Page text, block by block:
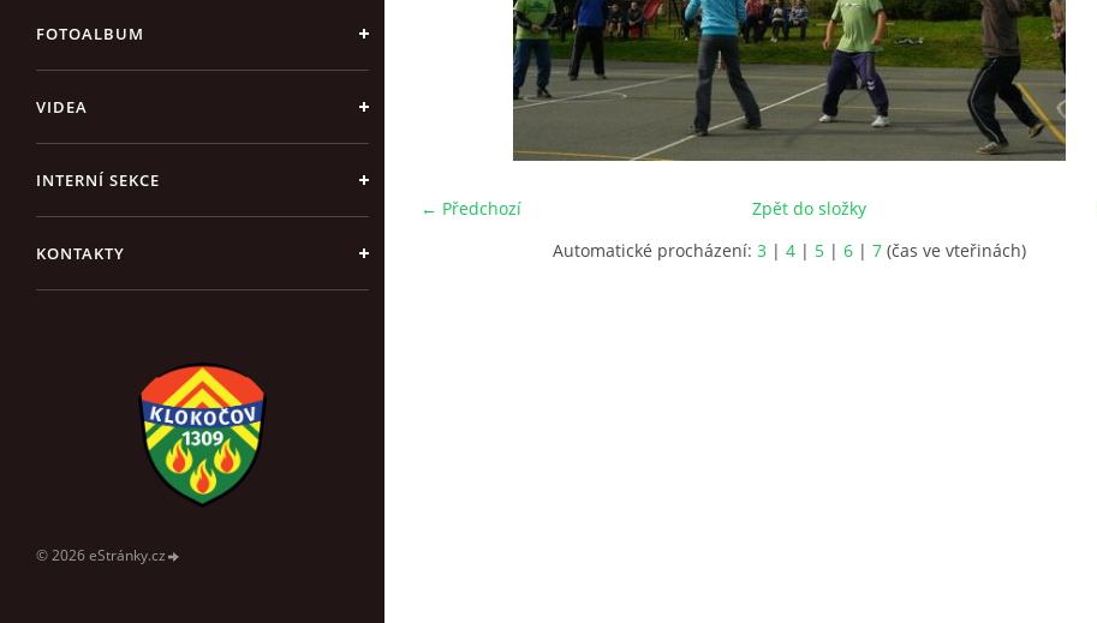
FOTOALBUM
VIDEA
INTERNÍ SEKCE
KONTAKTY
© 2026 eStránky.cz
← Předchozí
Zpět do složky
Automatické procházení: 3 | 4 | 5 | 6 | 7 (čas ve vteřinách)